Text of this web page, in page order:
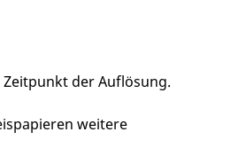
der Auflösung.
weitere